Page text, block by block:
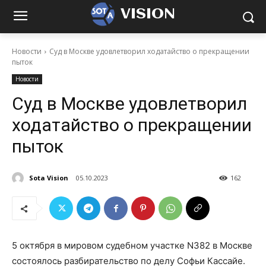
VISION
Новости
Суд в Москве удовлетворил ходатайство о прекращении
пыток
Новости
Суд в Москве удовлетворил
ходатайство о прекращении
пыток
Sota Vision 05.10.2023 162
5 октября в мировом судебном участке N382 в Москве
состоялось разбирательство по делу Софьи Кассайе.